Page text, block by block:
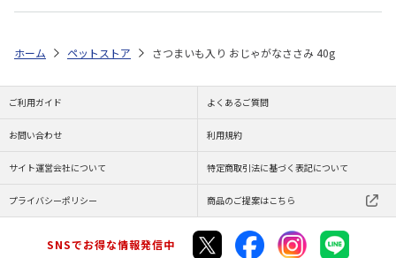
ホーム ペットストア さつまいも入り おじゃがなささみ 40g
ご利用ガイド よくあるご質問
お問い合わせ 利用規約
サイト運営会社について 特定商取引法に基づく表記について
プライバシーポリシー 商品のご提案はこちら
SNSでお得な情報発信中